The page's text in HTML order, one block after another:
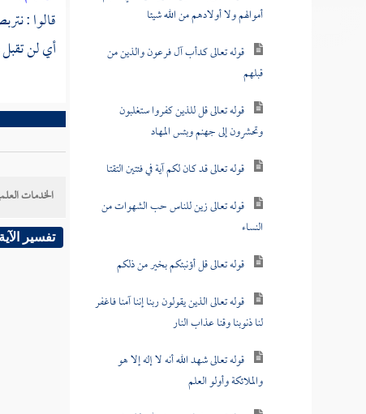
أموالهم ولا أولادهم من الله شيئا
قوله تعالى كدأب آل فرعون والذين من
قبلهم
قوله تعالى قل للذين كفروا ستغلبون
وتحشرون إلى جهنم وبئس المهاد
قوله تعالى قد كان لكم آية في فئتين التقتا
قوله تعالى زين للناس حب الشهوات من
النساء
قوله تعالى قل أؤنبئكم بخير من ذلكم
قوله تعالى الذين يقولون ربنا إننا آمنا فاغفر
لنا ذنوبنا وقنا عذاب النار
قوله تعالى شهد الله أنه لا إله إلا هو
والملائكة وأولو العلم
قالوا :
أي لن
الخدمات
تفسير الآية